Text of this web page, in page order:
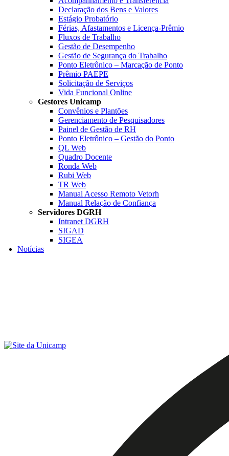
Declaração dos Bens e Valores
Estágio Probatório
Férias, Afastamentos e Licença-Prêmio
Fluxos de Trabalho
Gestão de Desempenho
Gestão de Segurança do Trabalho
Ponto Eletrônico – Marcação de Ponto
Prêmio PAEPE
Solicitação de Serviços
Vida Funcional Online
Gestores Unicamp
Convênios e Plantões
Gerenciamento de Pesquisadores
Painel de Gestão de RH
Ponto Eletrônico – Gestão do Ponto
QL Web
Quadro Docente
Ronda Web
Rubi Web
TR Web
Manual Acesso Remoto Vetorh
Manual Relação de Confiança
Servidores DGRH
Intranet DGRH
SIGAD
SIGEA
Notícias